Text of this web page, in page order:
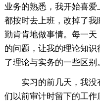
业务的熟悉，我开始喜
都按时去上班，改掉了
勤肯肯地做事情。每一
的问题，让我的理论知
了理论与实务的一些区别
实习的前几天，我
们以前审计时留下的工